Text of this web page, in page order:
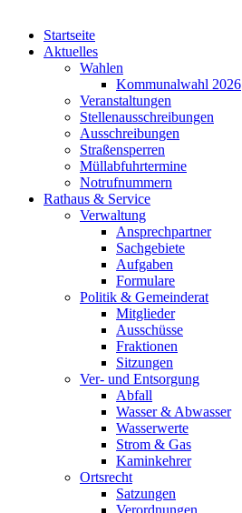
Startseite
Aktuelles
Wahlen
Kommunalwahl 2026
Veranstaltungen
Stellenausschreibungen
Ausschreibungen
Straßensperren
Müllabfuhrtermine
Notrufnummern
Rathaus & Service
Verwaltung
Ansprechpartner
Sachgebiete
Aufgaben
Formulare
Politik & Gemeinderat
Mitglieder
Ausschüsse
Fraktionen
Sitzungen
Ver- und Entsorgung
Abfall
Wasser & Abwasser
Wasserwerte
Strom & Gas
Kaminkehrer
Ortsrecht
Satzungen
Verordnungen